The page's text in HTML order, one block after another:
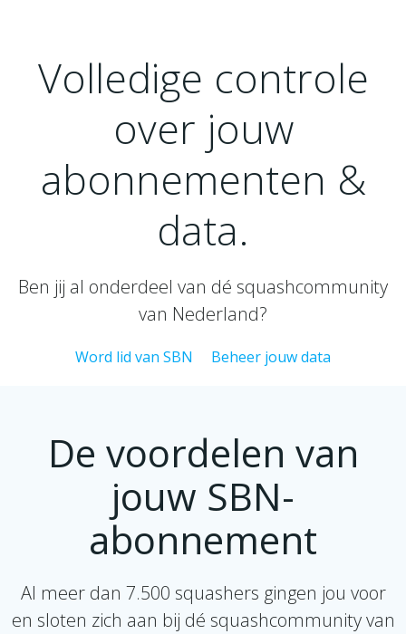
springen
Volledige controle
over jouw
abonnementen &
data.
Ben jij al onderdeel van dé squashcommunity
van Nederland?
Word lid van SBN Beheer jouw data
De voordelen van
jouw SBN-
abonnement
Al meer dan 7.500 squashers gingen jou voor
en sloten zich aan bij dé squashcommunity van